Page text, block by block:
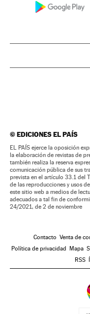
©EDICIONES EL PAÍS
EL PAÍS ejerce la oposición
la elaboración de revistas de
también realiza la reserva
comunicación pública de sus
prevista en el artículo 33.1 del
de las reproducciones y usos
este sitio web a medios de
adecuados a tal fin de
24/2021, de 2 de noviembre
Contacto Venta de
Política de privacidad Mapa
RSS